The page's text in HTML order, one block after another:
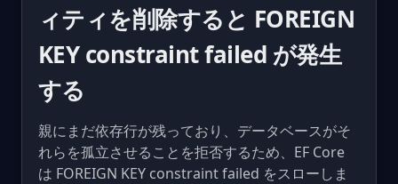
ィティを削除すると FOREIGN
KEY constraint failed が発生
する
親にまだ依存行が残っており、データベースがそ
れらを孤立させることを拒否するため、EF Core
は FOREIGN KEY constraint failed をスローしま